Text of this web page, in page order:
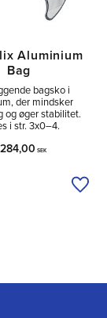
Aluminium
Bag
bagsko i
der mindsker
og øger stabilitet.
i str. 3x0–4.
284,00 SEK